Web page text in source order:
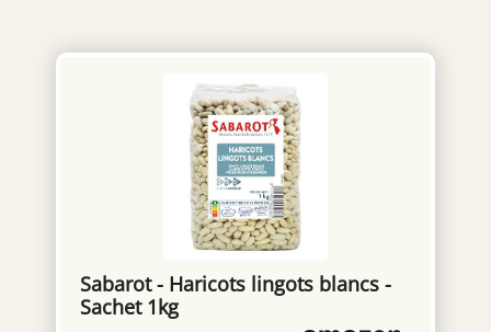
Sabarot - Haricots lingots blancs -
Sachet 1kg